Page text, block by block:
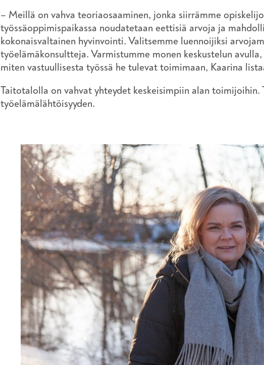
– Meillä on vahva teoriaosaaminen, jonka siirrämme
työssäoppimispaikassa noudatetaan eettisiä arvoja ja
kokonaisvaltainen hyvinvointi. Valitsemme luennoijiksi
työelämäkonsultteja. Varmistumme monen keskustelun
miten vastuullisesta työssä he tulevat toimimaan, Kaarina
Taitotalolla on vahvat yhteydet keskeisimpiin alan toimijoihin.
työelämälähtöisyyden.